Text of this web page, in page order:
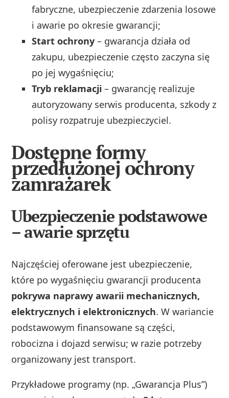
fabryczne, ubezpieczenie zdarzenia losowe
i awarie po okresie gwarancji;
Start ochrony – gwarancja działa od
zakupu, ubezpieczenie często zaczyna się
po jej wygaśnięciu;
Tryb reklamacji – gwarancję realizuje
autoryzowany serwis producenta, szkody z
polisy rozpatruje ubezpieczyciel.
Dostępne formy
przedłużonej ochrony
zamrażarek
Ubezpieczenie podstawowe
– awarie sprzętu
Najczęściej oferowane jest ubezpieczenie,
które po wygaśnięciu gwarancji producenta
pokrywa naprawy awarii mechanicznych,
elektrycznych i elektronicznych. W wariancie
podstawowym finansowane są części,
robocizna i dojazd serwisu; w razie potrzeby
organizowany jest transport.
Przykładowe programy (np. „Gwarancja Plus”)